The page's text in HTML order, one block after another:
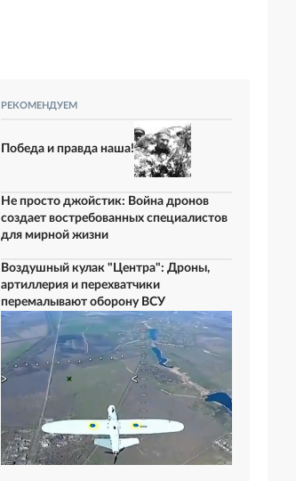
РЕКОМЕНДУЕМ
Победа и правда наша!
Не просто джойстик: Война дронов
создает востребованных специалистов
для мирной жизни
Воздушный кулак "Центра": Дроны,
артиллерия и перехватчики
перемалывают оборону ВСУ